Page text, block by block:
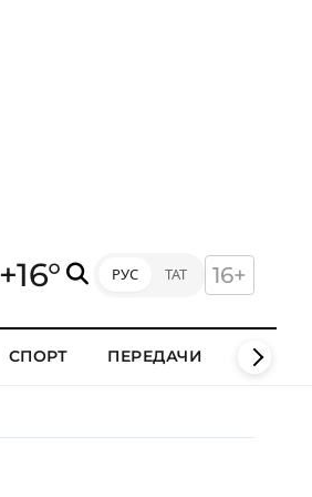
+16° РУС ТАТ 16+
СПОРТ ПЕРЕДАЧИ КЛИПЫ